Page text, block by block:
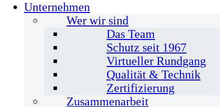
Unternehmen
Wer wir sind
Das Team
Schutz seit 1967
Virtueller Rundgang
Qualität & Technik
Zertifizierung
Zusammenarbeit